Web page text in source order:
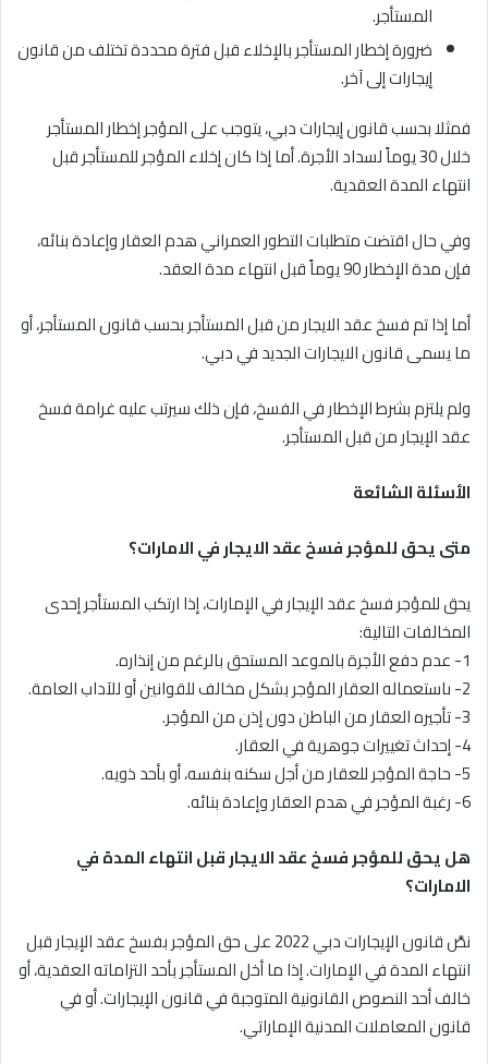
المستأجر.
ضرورة إخطار المستأجر بالإخلاء قبل فترة محددة تختلف من قانون
إيجارات إلى آخر.
فمثلا بحسب قانون إيجارات دبي، يتوجب على المؤجر إخطار المستأجر
خلال 30 يوماً لسداد الأجرة. أما إذا كان إخلاء المؤجر للمستأجر قبل
انتهاء المدة العقدية.
وفي حال اقتضت متطلبات التطور العمراني هدم العقار وإعادة بنائه،
فإن مدة الإخطار 90 يوماً قبل انتهاء مدة العقد.
أما إذا تم فسخ عقد الايجار من قبل المستأجر بحسب قانون المستأجر، أو
ما يسمى قانون الايجارات الجديد في دبي.
ولم يلتزم بشرط الإخطار في الفسخ، فإن ذلك سيرتب عليه غرامة فسخ
عقد الإيجار من قبل المستأجر.
الأسئلة الشائعة
متى يحق للمؤجر فسخ عقد الايجار في الامارات؟
يحق للمؤجر فسخ عقد الإيجار في الإمارات، إذا ارتكب المستأجر إحدى
المخالفات التالية:
1- عدم دفع الأجرة بالموعد المستحق بالرغم من إنذاره.
2- ىاستعماله العقار المؤجر بشكل مخالف للقوانين أو للآداب العامة.
3- تأجيره العقار من الباطن دون إذن من المؤجر.
4- إحداث تغييرات جوهرية في العقار.
5- حاجة المؤجر للعقار من أجل سكنه بنفسه، أو بأحد ذويه.
6- رغبة المؤجر في هدم العقار وإعادة بنائه.
هل يحق للمؤجر فسخ عقد الايجار قبل انتهاء المدة في
الامارات؟
نصَّ قانون الإيجارات دبي 2022 على حق المؤجر بفسخ عقد الإيجار قبل
انتهاء المدة في الإمارات. إذا ما أخل المستأجر بأحد التزاماته العقدية، أو
خالف أحد النصوص القانونية المتوجبة في قانون الإيجارات. أو في
قانون المعاملات المدنية الإماراتي.